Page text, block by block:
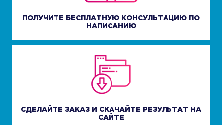
ПОЛУЧИТЕ БЕСПЛАТНУЮ КОНСУЛЬТАЦИЮ ПО
НАПИСАНИЮ
СДЕЛАЙТЕ ЗАКАЗ И СКАЧАЙТЕ РЕЗУЛЬТАТ НА
САЙТЕ